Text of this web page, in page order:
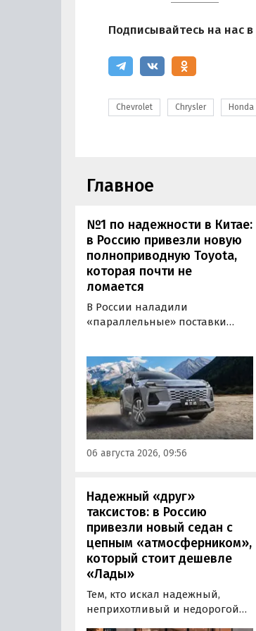
Подписывайтесь на нас в
Chevrolet Chrysler Honda
Главное
№1 по надежности в Китае:
в Россию привезли новую
полноприводную Toyota,
которая почти не
ломается
В России наладили
«параллельные» поставки
копией RAV4 для китайского
рынка. Там он стоит минимум 2
000 000 рублей по текущему
курсу, а у нас с учетом всех
расходов цены на них стартуют
от 3 700 000 рублей, выяснили
«Автоновости дня».
06 августа 2026, 09:56
Надежный «друг»
таксистов: в Россию
привезли новый седан с
цепным «атмосферником»,
который стоит дешевле
«Лады»
Тем, кто искал надежный,
неприхотливый и недорогой